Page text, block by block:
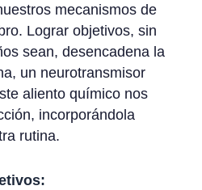
mecanismos de
Lograr objetivos, sin
sean, desencadena la
un neurotransmisor
aliento químico nos
incorporándola
rutina.